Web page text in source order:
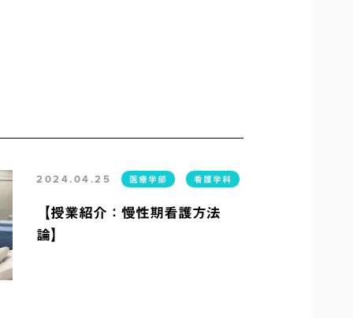
2024.04.25 医療学部 看護学科
【授業紹介：慢性期看護方法
論】